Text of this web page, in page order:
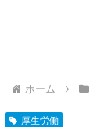
ホーム
厚生労働